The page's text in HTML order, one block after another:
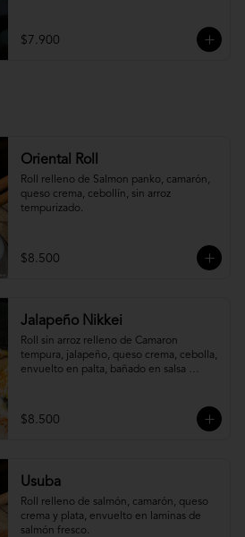
$7.900
Oriental Roll
Roll relleno de Salmon panko, camarón,
queso crema, cebollín, sin arroz
tempurizado.
$8.500
Jalapeño Nikkei
Roll sin arroz relleno de Camaron
tempura, jalapeño, queso crema, cebolla,
envuelto en palta, bañado en salsa
$8.500
Usuba
Roll relleno de salmón, camarón, queso
crema y plata, envuelto en laminas de
salmón fresco.